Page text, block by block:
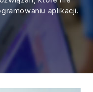
aplikacji.